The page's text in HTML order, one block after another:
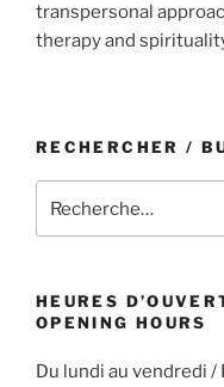
transpersonal
therapy and
RECHERCHER /
pour
HEURES
OPENING HOURS
Du lundi au vendredi /